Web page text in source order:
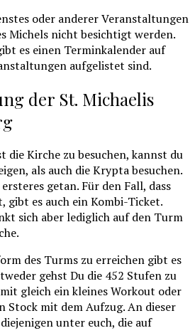
oder anderer Veranstaltungen
Michels nicht besichtigt werden.
es einen Terminkalender auf
aufgelistet sind.
der St. Michaelis
die Kirche zu besuchen, kannst du
als auch die Krypta besuchen.
getan. Für den Fall, dass
gibt es auch ein Kombi-Ticket.
sich aber lediglich auf den Turm
des Turms zu erreichen gibt es
gehst Du die 452 Stufen zu
gleich ein kleines Workout oder
Stock mit dem Aufzug. An dieser
unter euch, die auf